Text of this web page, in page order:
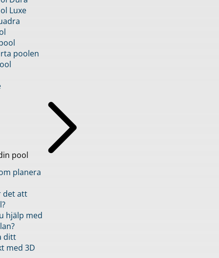
Luxe
poolen
pool
planera
det att
hjälp med
ditt
med 3D